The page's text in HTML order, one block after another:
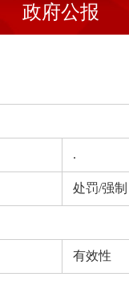
政府公报
.
处罚/强制
有效性